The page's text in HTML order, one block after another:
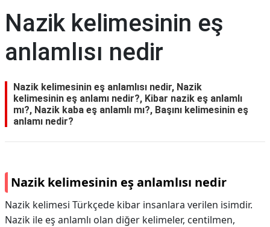
Nazik kelimesinin eş
anlamlısı nedir
Nazik kelimesinin eş anlamlısı nedir, Nazik
kelimesinin eş anlamı nedir?, Kibar nazik eş anlamlı
mı?, Nazik kaba eş anlamlı mı?, Başını kelimesinin eş
anlamı nedir?
Nazik kelimesinin eş anlamlısı nedir
Nazik kelimesi Türkçede kibar insanlara verilen isimdir.
Nazik ile eş anlamlı olan diğer kelimeler, centilmen,